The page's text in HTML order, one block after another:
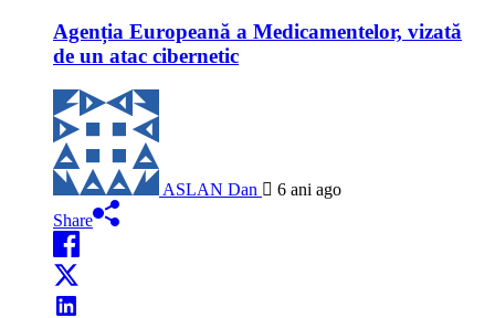
Agenția Europeană a Medicamentelor, vizată
de un atac cibernetic
ASLAN Dan
6 ani ago
Share